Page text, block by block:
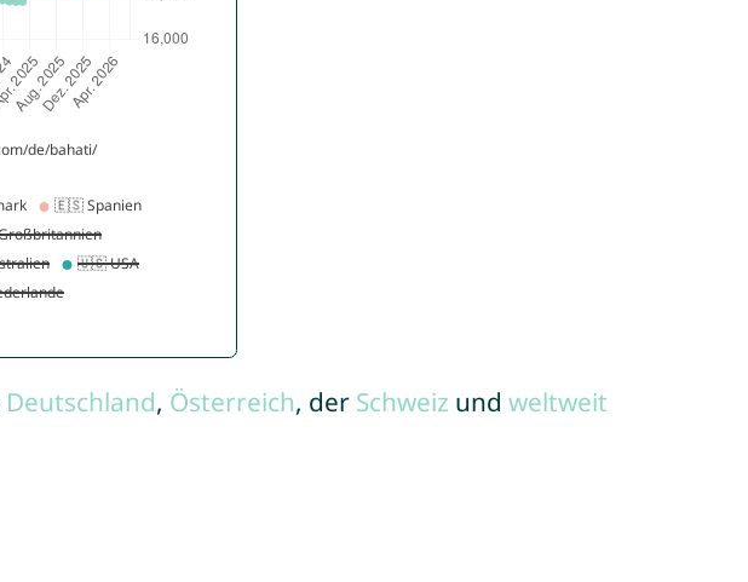
Deutschland, Österreich, der Schweiz und weltweit